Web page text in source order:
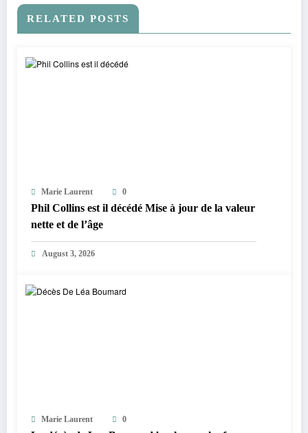
RELATED POSTS
Marie Laurent 0
Phil Collins est il décédé Mise à jour de la valeur
nette et de l’âge
August 3, 2026
Marie Laurent 0